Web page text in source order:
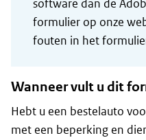
software dan de
formulier op onze
fouten in het
Wanneer vult u dit
Hebt u een bestelauto
met een beperking en